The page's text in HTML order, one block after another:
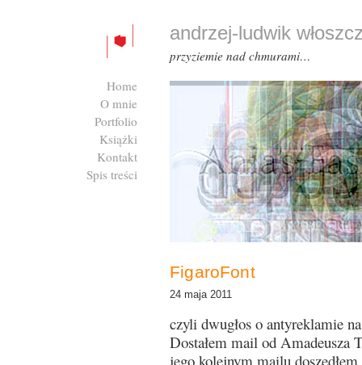
FigaroFont
24 maja 2011
czyli dwugłos o antyreklamie
Dostałem mail od Amadeusza
jego kolejnym mailu
andrzej-ludwik
przyziemie nad chmurami…
Home
O mnie
Portfolio
Książki
Kontakt
Spis treści